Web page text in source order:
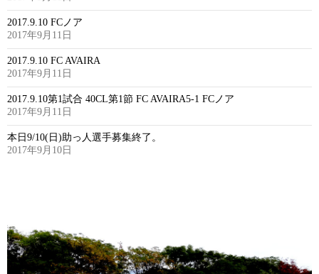
2017.9.10 FCノア
2017年9月11日
2017.9.10 FC AVAIRA
2017年9月11日
2017.9.10第1試合 40CL第1節 FC AVAIRA5-1 FCノア
2017年9月11日
本日9/10(日)助っ人選手募集終了。
2017年9月10日